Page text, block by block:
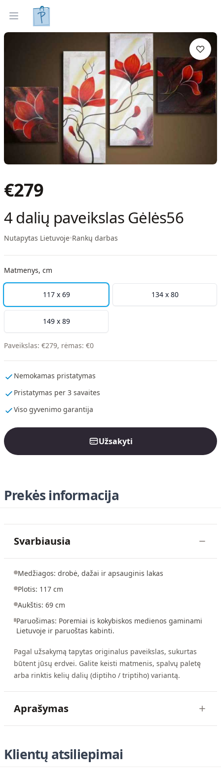
Open menu
Tapyti paveikslai
€279
4 dalių paveikslas Gėlės56
Nutapytas Lietuvoje•Rankų darbas
Matmenys, cm
117 x 69 134 x 80
149 x 89
Paveikslas: €279, rėmas: €0
Nemokamas pristatymas
Pristatymas per 3 savaites
Viso gyvenimo garantija
Užsakyti
Prekės informacija
Svarbiausia
Medžiagos: drobė, dažai ir apsauginis lakas
Plotis: 117 cm
Aukštis: 69 cm
Paruošimas: Poremiai is kokybiskos medienos gaminami
Lietuvoje ir paruoštas kabinti.
Pagal užsakymą tapytas originalus paveikslas, sukurtas
būtent jūsų erdvei. Galite keisti matmenis, spalvų paletę
arba rinktis kelių dalių (diptiho / triptiho) variantą.
Aprašymas
Klientų atsiliepimai